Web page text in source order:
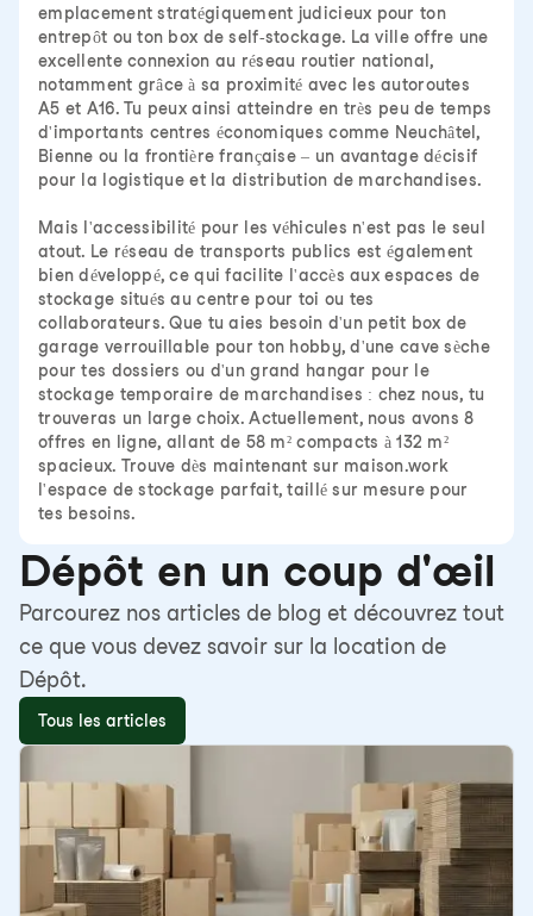
emplacement stratégiquement judicieux pour ton
entrepôt ou ton box de self-stockage. La ville offre une
excellente connexion au réseau routier national,
notamment grâce à sa proximité avec les autoroutes
A5 et A16. Tu peux ainsi atteindre en très peu de temps
d'importants centres économiques comme Neuchâtel,
Bienne ou la frontière française – un avantage décisif
pour la logistique et la distribution de marchandises.
Mais l'accessibilité pour les véhicules n'est pas le seul
atout. Le réseau de transports publics est également
bien développé, ce qui facilite l'accès aux espaces de
stockage situés au centre pour toi ou tes
collaborateurs. Que tu aies besoin d'un petit box de
garage verrouillable pour ton hobby, d'une cave sèche
pour tes dossiers ou d'un grand hangar pour le
stockage temporaire de marchandises : chez nous, tu
trouveras un large choix. Actuellement, nous avons 8
offres en ligne, allant de 58 m² compacts à 132 m²
spacieux. Trouve dès maintenant sur maison.work
l'espace de stockage parfait, taillé sur mesure pour
tes besoins.
Dépôt en un coup d'œil
Parcourez nos articles de blog et découvrez tout
ce que vous devez savoir sur la location de
Dépôt.
Tous les articles